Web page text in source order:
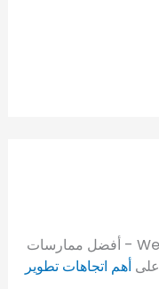
Web Development Best Practices - أفضل ممارسات
علىأهم اتجاهات تطوير